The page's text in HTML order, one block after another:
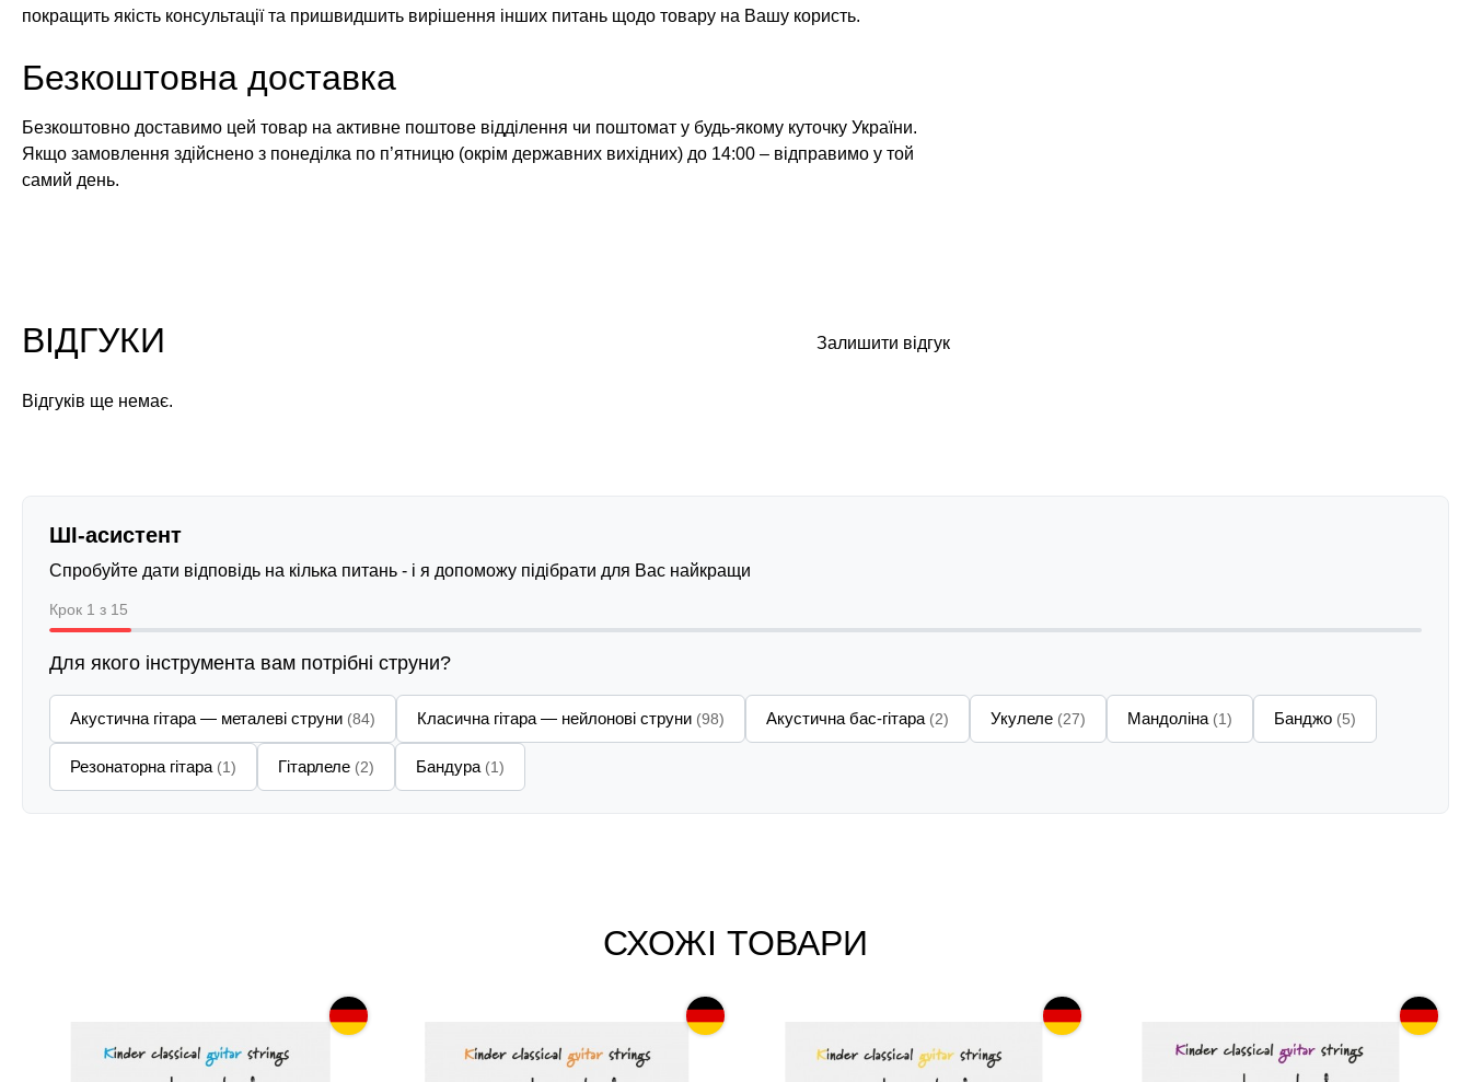
покращить якість консультації та пришвидшить вирішення інших питань щодо товару на Вашу користь.
Безкоштовна доставка
Безкоштовно доставимо цей товар на активне поштове відділення чи поштомат у будь-якому куточку України.
Якщо замовлення здійснено з понеділка по п’ятницю (окрім державних вихідних) до 14:00 – відправимо у той
самий день.
Залишити відгук
ВІДГУКИ
Відгуків ще немає.
ШІ-асистент
Спробуйте дати відповідь на кілька питань - і я допоможу підібрати для Вас найкращий варіант
Крок 1 з 15
Для якого інструмента вам потрібні струни?
Акустична гітара — металеві струни (84) Класична гітара — нейлонові струни (98) Акустична бас-гітара (2) Укулеле (27) Мандоліна (1) Банджо (5)
Резонаторна гітара (1) Гітарлеле (2) Бандура (1)
СХОЖІ ТОВАРИ